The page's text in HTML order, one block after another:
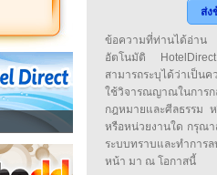
ส่ง
ข้อความที่ท่านได้อ่าน
อัตโนมัติ
สามารถระบุได้ว่าเป็น
ใช้วิจารณญาณในกา
กฎหมายและศีลธรรม
หรือหน่วยงานใด กรุณา
ระบบทราบและทำกา
หน้า มา ณ โอกาสนี้